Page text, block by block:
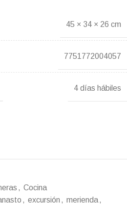
45 × 34 × 26 cm
7751772004057
4 días hábiles
, Cocina
, excursión , merienda,